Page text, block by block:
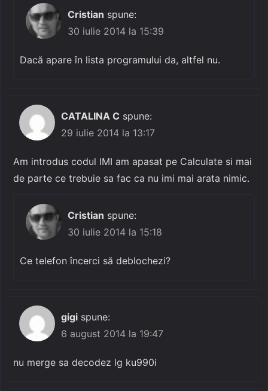
Cristian spune:
30 iulie 2014 la 15:39
Dacă apare în lista programului da, altfel nu.
CATALINA C spune:
29 iulie 2014 la 13:17
Am introdus codul IMI am apasat pe Calculate si mai
de parte ce trebuie sa fac ca nu imi mai arata nimic.
Cristian spune:
30 iulie 2014 la 15:18
Ce telefon încerci să deblochezi?
gigi spune:
6 august 2014 la 19:47
nu merge sa decodez lg ku990i